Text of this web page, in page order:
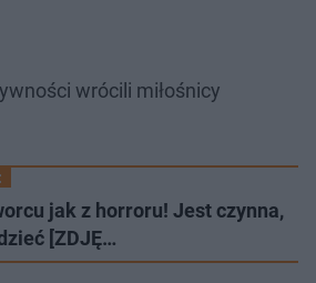
wrócili miłośnicy
jak z horroru! Jest czynna,
[ZDJĘ…